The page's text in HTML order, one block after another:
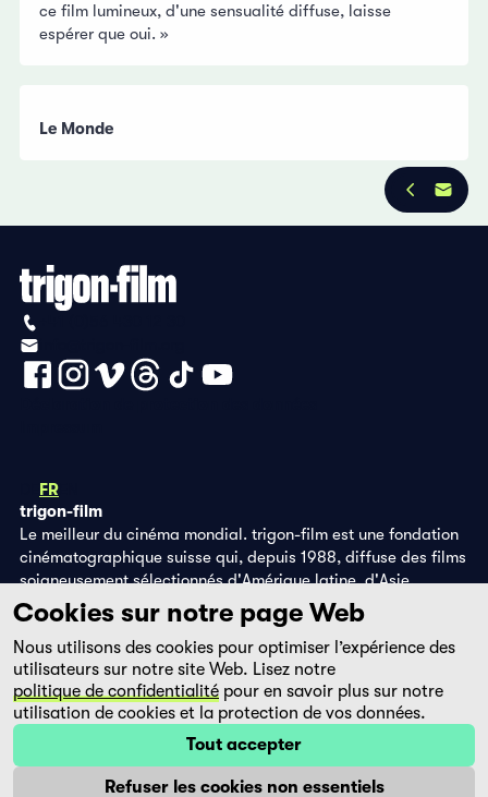
ce film lumineux, d'une sensualité diffuse, laisse
espérer que oui. »
Le Monde
FR
trigon-film
Le meilleur du cinéma mondial. trigon-film est une fondation
cinématographique suisse qui, depuis 1988, diffuse des films
soigneusement sélectionnés d'Amérique latine, d'Asie,
d'Afrique et d'Europe de l'Est, dans les salles de cinéma,
grâce à ses propres éditions DVD et sur la plateforme de
streaming filmingo.
Cookies sur notre page Web
Nous utilisons des cookies pour optimiser l’expérience des
utilisateurs sur notre site Web. Lisez notre
politique de confidentialité pour en savoir plus sur notre
utilisation de cookies et la protection de vos données.
Tout accepter
Refuser les cookies non essentiels